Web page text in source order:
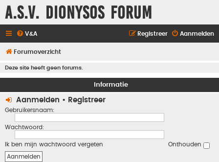
A.S.V. Dionysos Forum
V&A Aanmelden
Registreer
Forumoverzicht
Deze site heeft geen forums.
Informatie
Aanmelden • Registreer
Gebruikersnaam:
Wachtwoord:
Ik ben mijn wachtwoord vergeten Onthouden